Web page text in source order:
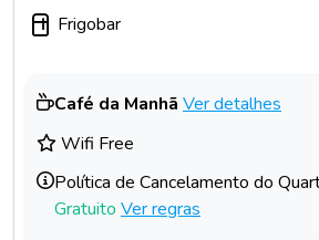
Frigobar
Café da Manhã Ver detalhes
Wifi Free
Política de Cancelamento do
Gratuito Ver regras